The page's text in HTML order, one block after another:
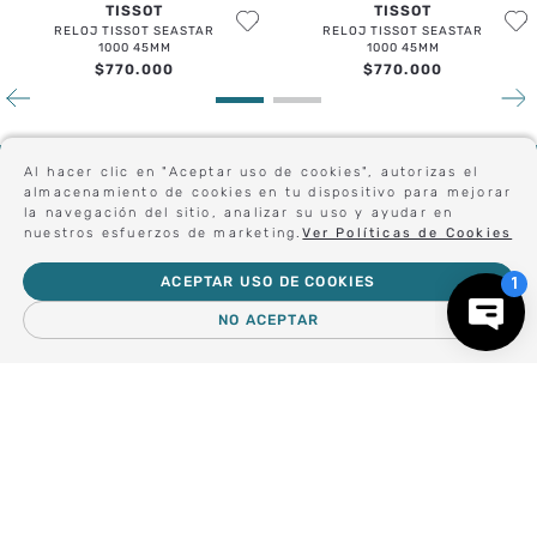
Al hacer clic en "Aceptar uso de cookies", autorizas el
almacenamiento de cookies en tu dispositivo para mejorar
la navegación del sitio, analizar su uso y ayudar en
nuestros esfuerzos de marketing.Ver Políticas de Cookies
NO ACEPTAR
ACEPTAR USO DE COOKIES
TISSOT
RELOJ TISSOT SEASTAR
1000 45MM
$770.000
TISSOT
RELOJ TISSOT SEASTAR
1000 45MM
$770.000
Sé el primero en conocer nuestras novedades:
Forma parte de nuestros clientes exclusivos.